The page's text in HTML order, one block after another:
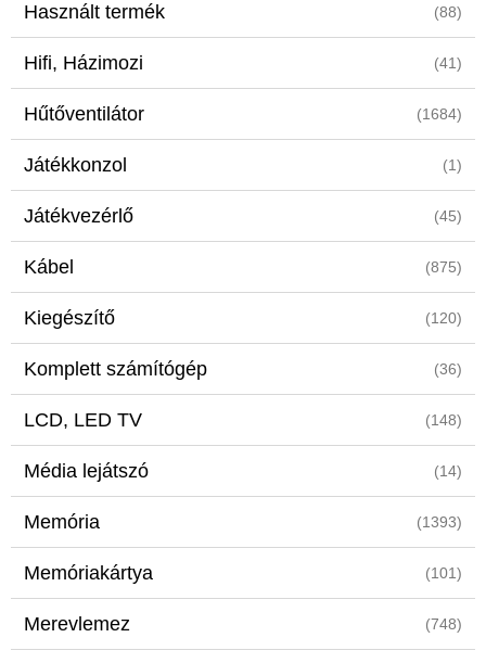
Használt termék (88)
Hifi, Házimozi (41)
Hűtőventilátor (1684)
Játékkonzol (1)
Játékvezérlő (45)
Kábel (875)
Kiegészítő (120)
Komplett számítógép (36)
LCD, LED TV (148)
Média lejátszó (14)
Memória (1393)
Memóriakártya (101)
Merevlemez (748)